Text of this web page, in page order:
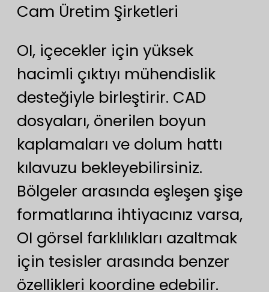
Cam Üretim Şirketleri
OI, içecekler için yüksek
hacimli çıktıyı mühendislik
desteğiyle birleştirir. CAD
dosyaları, önerilen boyun
kaplamaları ve dolum hattı
kılavuzu bekleyebilirsiniz.
Bölgeler arasında eşleşen şişe
formatlarına ihtiyacınız varsa,
OI görsel farklılıkları azaltmak
için tesisler arasında benzer
özellikleri koordine edebilir.